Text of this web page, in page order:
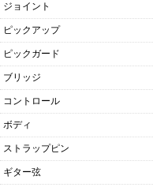
ジョイント
ピックアップ
ピックガード
ブリッジ
コントロール
ボディ
ストラップピン
ギター弦